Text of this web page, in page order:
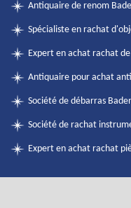
Antiquaire de renom
Spécialiste en rachat
Expert en achat rachat
Antiquaire pour achat
Société de débarras
Société de rachat
Expert en achat rachat